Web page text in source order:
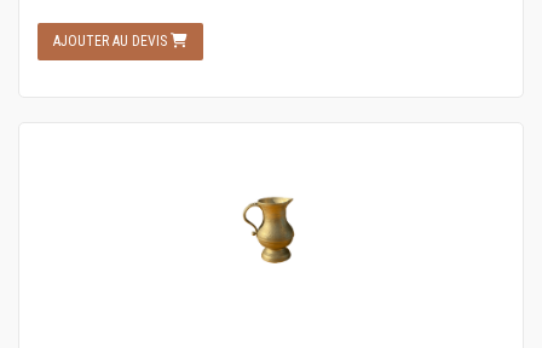
AJOUTER AU DEVIS